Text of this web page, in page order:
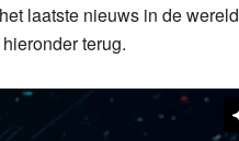
laatste nieuws in de wereld
terug.